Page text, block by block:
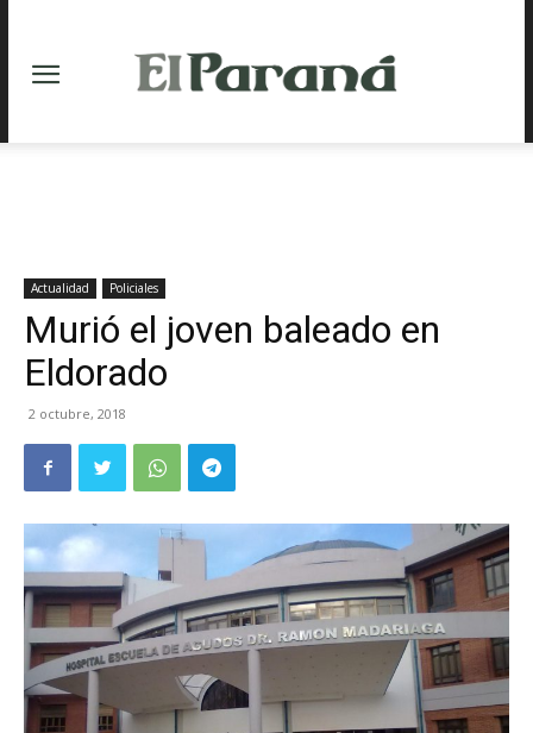
Actualidad Policiales
Murió el joven baleado en
Eldorado
2 octubre, 2018